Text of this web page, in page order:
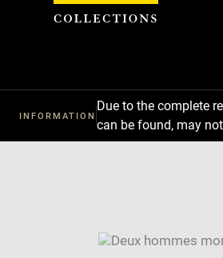
INFORMATION
Due to the complete
can be found, may
SKIP IMAGE CAROUSEL
Cookies management panel